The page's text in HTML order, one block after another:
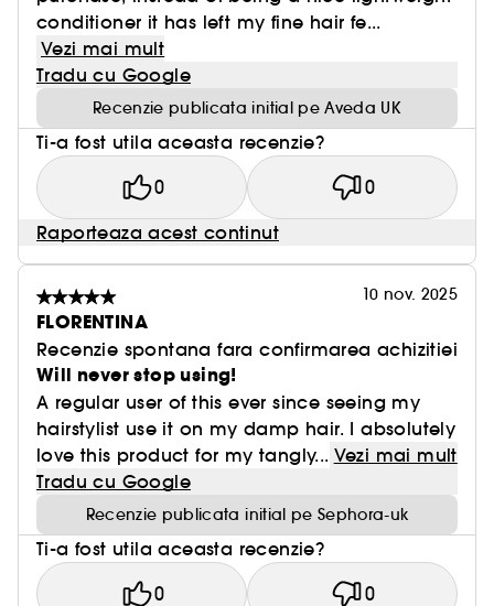
conditioner it has left my fine hair fe...
Vezi mai mult
Tradu cu Google
Recenzie publicata initial pe Aveda UK
Ti-a fost utila aceasta recenzie?
0 0
Raporteaza acest continut
10 nov. 2025
FLORENTINA
Recenzie spontana fara confirmarea achizitiei
Will never stop using!
A regular user of this ever since seeing my
hairstylist use it on my damp hair. I absolutely
love this product for my tangly... Vezi mai mult
Tradu cu Google
Recenzie publicata initial pe Sephora-uk
Ti-a fost utila aceasta recenzie?
0 0